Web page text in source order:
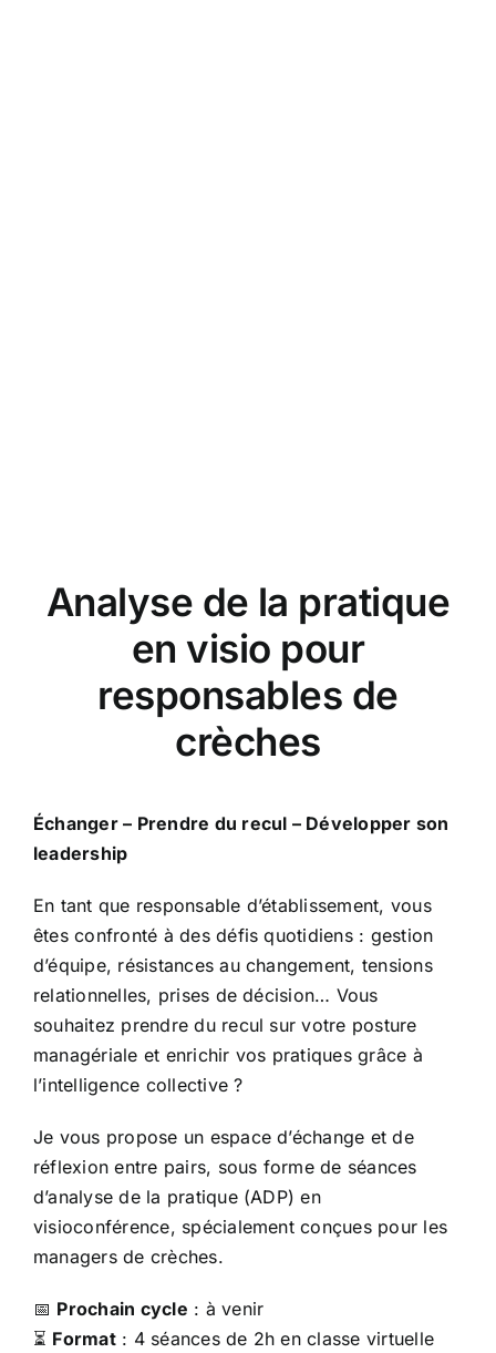
Analyse de la pratique
en visio pour
responsables de
crèches
Échanger – Prendre du recul – Développer son
leadership
En tant que responsable d’établissement, vous
êtes confronté à des défis quotidiens : gestion
d’équipe, résistances au changement, tensions
relationnelles, prises de décision… Vous
souhaitez prendre du recul sur votre posture
managériale et enrichir vos pratiques grâce à
l’intelligence collective ?
Je vous propose un espace d’échange et de
réflexion entre pairs, sous forme de séances
d’analyse de la pratique (ADP) en
visioconférence, spécialement conçues pour les
managers de crèches.
📅 Prochain cycle : à venir
⏳ Format: 4 séances de 2h en classe virtuelle